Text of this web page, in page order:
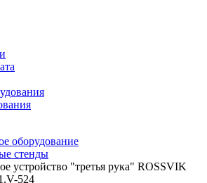
оборудование
стенды
устройство "третья рука" ROSSVIK
524